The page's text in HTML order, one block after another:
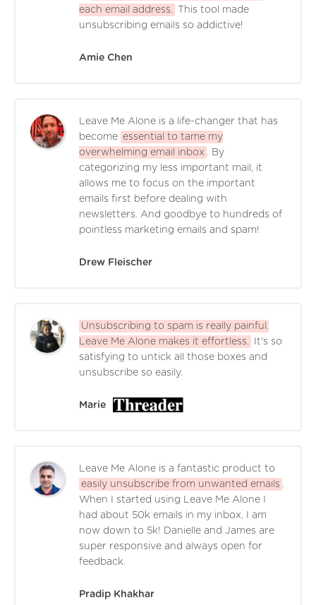
each email address.
This tool made
unsubscribing emails so addictive!
Amie Chen
Leave Me Alone is a life-changer that has
become essential to tame my
overwhelming email inbox
. By
categorizing my less important mail, it
allows me to focus on the important
emails first before dealing with
newsletters. And goodbye to hundreds of
pointless marketing emails and spam!
Drew Fleischer
Unsubscribing to spam is really painful.
Leave Me Alone makes it effortless.
It's so
satisfying to untick all those boxes and
unsubscribe so easily.
Marie
Leave Me Alone is a fantastic product to
easily unsubscribe from unwanted emails
When I started using Leave Me Alone I
had about 50k emails in my inbox, I am
now down to 5k! Danielle and James are
super responsive and always open for
feedback.
Pradip Khakhar